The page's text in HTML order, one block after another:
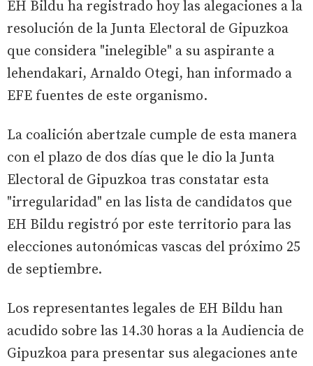
EH Bildu ha registrado hoy las alegaciones a la
resolución de la Junta Electoral de Gipuzkoa
que considera "inelegible" a su aspirante a
lehendakari, Arnaldo Otegi, han informado a
EFE fuentes de este organismo.
La coalición abertzale cumple de esta manera
con el plazo de dos días que le dio la Junta
Electoral de Gipuzkoa tras constatar esta
"irregularidad" en las lista de candidatos que
EH Bildu registró por este territorio para las
elecciones autonómicas vascas del próximo 25
de septiembre.
Los representantes legales de EH Bildu han
acudido sobre las 14.30 horas a la Audiencia de
Gipuzkoa para presentar sus alegaciones ante